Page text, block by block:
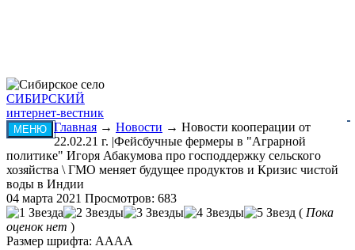
СИБИРСКИЙ
интернет-вестник
МЕНЮ Главная → Новости → Новости кооперации от
22.02.21 г. |Фейсбучные фермеры в "Аграрной
политике" Игоря Абакумова про господдержку сельского
хозяйства \ ГМО меняет будущее продуктов и Кризис чистой
воды в Индии
04 марта 2021 Просмотров: 683
( Пока
оценок нет )
Размер шрифта: AAAA